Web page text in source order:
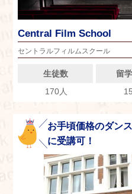
Central Film School
セントラルフィルムスクール
生徒数 留
170人
お手頃価格のダン
に受講可！